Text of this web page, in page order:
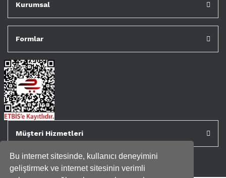
Bu internet sitesinde, kullanıcı deneyimini
geliştirmek ve internet sitesinin verimli
Kurumsal
Formlar
Müşteri Hizmetleri